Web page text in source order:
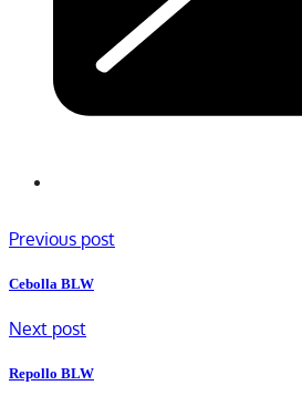
Previous post
Cebolla BLW
Next post
Repollo BLW